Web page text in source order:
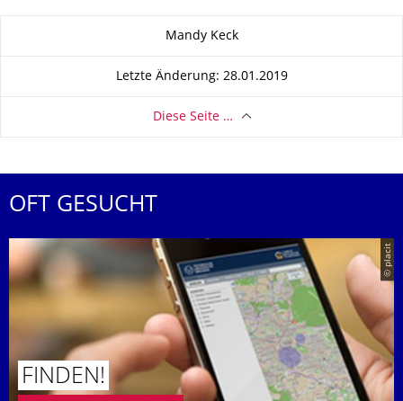
Mandy Keck
Letzte Änderung: 28.01.2019
Diese Seite …
OFT GESUCHT
© placit
FINDEN!